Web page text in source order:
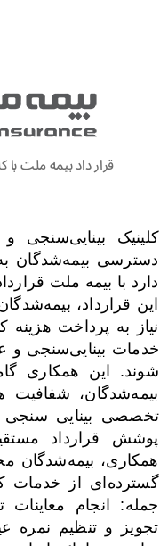
قرار داد بیمه ملت
کلینیک
دسترسی بیمه‌شدگان
دارد با بیمه ملت
این قرارداد،
نیاز به پرداخت هزینه
خدمات بینایی‌سنجی و
شوند. این همکاری
بیمه‌شدگان، شفافیت
تخصصی بینایی
پوشش قرارداد
همکاری، بیمه‌شدگان
گسترده‌ای از خدمات
جمله: انجام
تجویز و تنظیم نمره